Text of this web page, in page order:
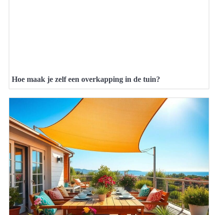
Hoe maak je zelf een overkapping in de tuin?